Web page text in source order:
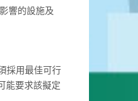
響的設施及
採用最佳可行
能要求該擬定